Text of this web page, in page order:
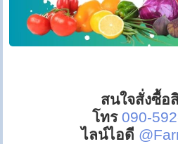
สนใจสั่งซื้อ
โทร 090-
ไลน์ไอดี